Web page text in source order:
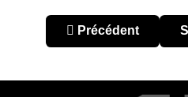
Article précédent :
Précédent